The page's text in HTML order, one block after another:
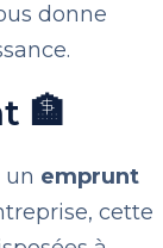
donne
🏦
un emprunt
cette